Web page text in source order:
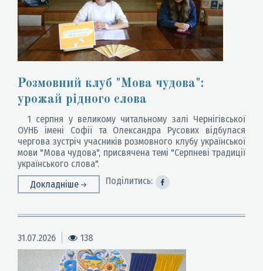
Розмовний клуб "Мова чудова":
урожай рідного слова
1 серпня у великому читальному залі Чернігівської
ОУНБ імені Софії та Олександра Русових відбулася
чергова зустріч учасників розмовного клубу української
мови "Мова чудова", присвячена темі "Серпневі традиції
українського слова".
Докладніше
Поділитись:
31.07.2026 138